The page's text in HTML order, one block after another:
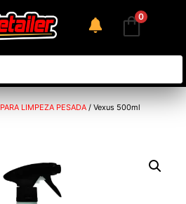
0
PARA LIMPEZA PESADA/ Vexus 500ml